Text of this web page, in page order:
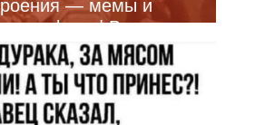
— мемы и
фото | Bugaga